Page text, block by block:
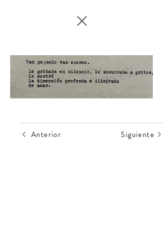
Anterior Siguiente